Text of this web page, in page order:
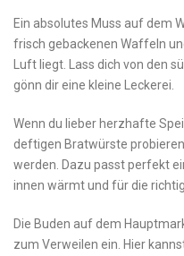
Ein​ absolutes Muss auf dem
frisch gebackenen Waffeln
Luft ⁢liegt. Lass dich von den
gönn dir eine kleine Leckerei.
Wenn du lieber ⁤herzhafte
deftigen Bratwürste
werden. Dazu passt perfekt
⁣innen wärmt und für⁤ die
Die Buden ​auf ⁤dem
zum Verweilen ein.⁣ Hier